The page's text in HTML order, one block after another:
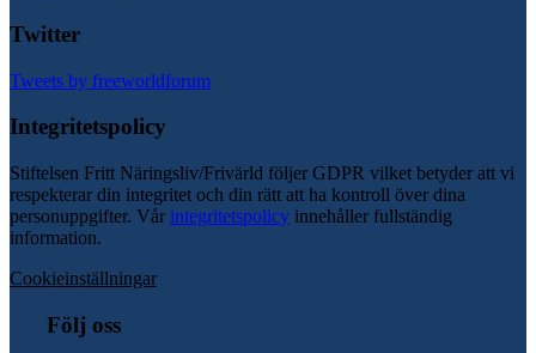
Twitter
Tweets by freeworldforum
Integritetspolicy
Stiftelsen Fritt Näringsliv/Frivärld följer GDPR vilket betyder att vi
respekterar din integritet och din rätt att ha kontroll över dina
personuppgifter. Vår integritetspolicy innehåller fullständig
information.
Cookieinställningar
Följ oss